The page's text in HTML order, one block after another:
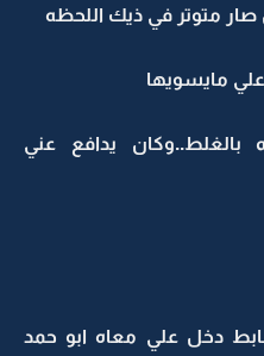
متوتر في ذيك اللحظه
مايسويها
بالغلط..وكان يدافع عني
دخل علي معاه ابو حمد